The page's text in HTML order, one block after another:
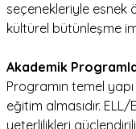
seçenekleriyle esnek
kültürel bütünleşme
Akademik
Programın temel
eğitim almasıdır.
yeterlilikleri